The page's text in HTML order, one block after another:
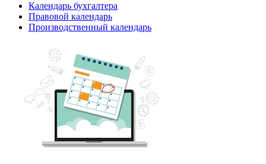
Календарь бухгалтера
Правовой календарь
Производственный календарь